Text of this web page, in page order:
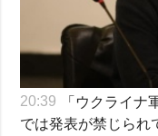
20:39
「ウクライ
では発表が禁じられ